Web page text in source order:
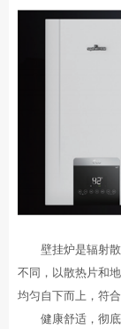
壁挂炉是辐射散
不同，以散热片和
均匀自下而上，符
健康舒适，彻底